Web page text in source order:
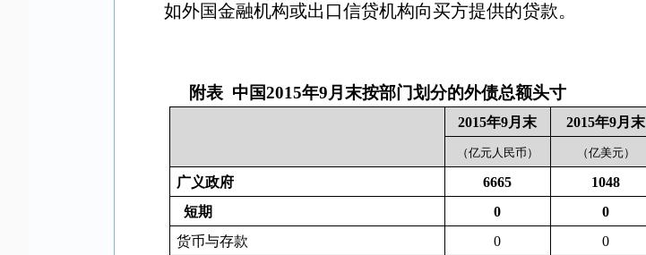
如外国金融机构或出口信贷机构向买方提供的贷款。
附表 中国2015年9月末按部门划分的外债总额头寸
2015年9月末 2015年9月末
（亿元人民币） （亿美元）
广义政府 6665
1048
短期
0
0
货币与存款
0
0